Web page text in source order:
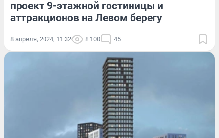
проект 9-этажной гостиницы и
аттракционов на Левом берегу
8 апреля, 2024, 11:32 8 100 45